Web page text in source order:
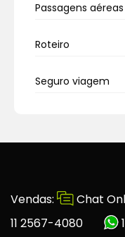
Passagens aéreas
Roteiro
Seguro viagem
Vendas: Chat
11 2567-4080